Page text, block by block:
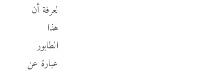
لعرفة أن
هذا
الطابور
عبارة عن